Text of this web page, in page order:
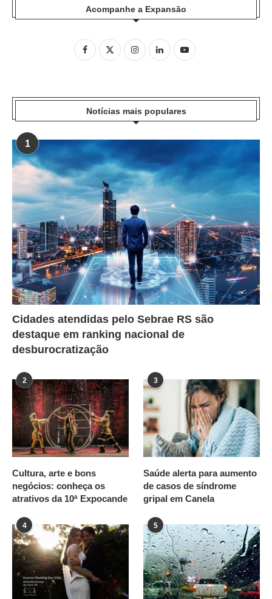
Acompanhe a Expansão
Notícias mais populares
1
Cidades atendidas pelo Sebrae RS são
destaque em ranking nacional de
desburocratização
2
Cultura, arte e bons
negócios: conheça os
atrativos da 10ª Expocande
3
Saúde alerta para aumento
de casos de síndrome
gripal em Canela
4 5